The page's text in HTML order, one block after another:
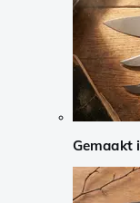
Gemaakt